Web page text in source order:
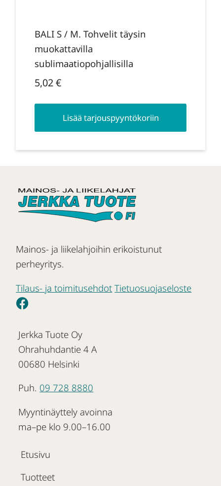
BALI S / M. Tohvelit täysin
muokattavilla
sublimaatiopohjallisilla
5,02€
Lisää tarjouspyyntökoriin
Mainos- ja liikelahjoihin erikoistunut
perheyritys.
Tilaus- ja toimitusehdot Tietuosuojaseloste
Jerkka Tuote Oy
Ohrahuhdantie 4 A
00680 Helsinki
Puh. 09 728 8880
Myyntinäyttely avoinna
ma–pe klo 9.00–16.00
Etusivu
Tuotteet